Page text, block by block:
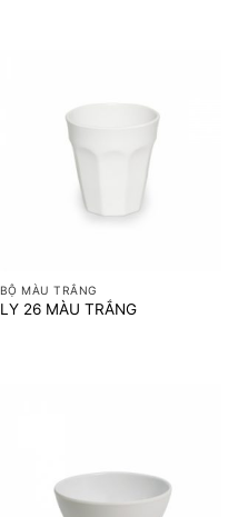
BỘ MÀU TRẮNG
LY 26 MÀU TRẮNG